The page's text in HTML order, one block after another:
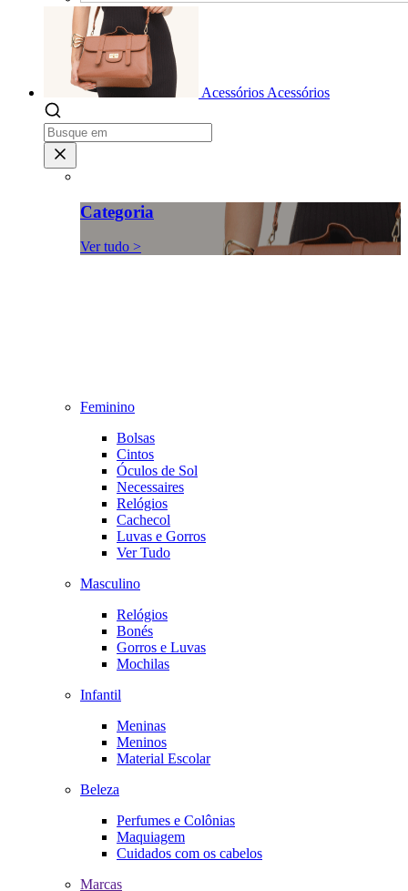
Acessórios Acessórios
Categoria
Ver tudo >
Feminino
Bolsas
Cintos
Óculos de Sol
Necessaires
Relógios
Cachecol
Luvas e Gorros
Ver Tudo
Masculino
Relógios
Bonés
Gorros e Luvas
Mochilas
Infantil
Meninas
Meninos
Material Escolar
Beleza
Perfumes e Colônias
Maquiagem
Cuidados com os cabelos
Marcas